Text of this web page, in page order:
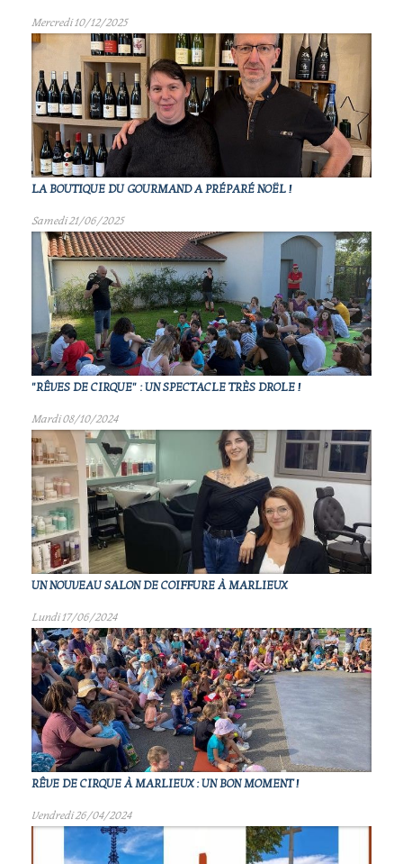
Mercredi 10/12/2025
LA BOUTIQUE DU GOURMAND A PRÉPARÉ NOËL !
Samedi 21/06/2025
"RÊVES DE CIRQUE" : UN SPECTACLE TRÈS DROLE !
Mardi 08/10/2024
UN NOUVEAU SALON DE COIFFURE À MARLIEUX
Lundi 17/06/2024
RÊVE DE CIRQUE À MARLIEUX : UN BON MOMENT !
Vendredi 26/04/2024